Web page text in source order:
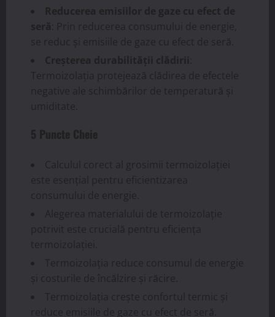
Reducerea emisiilor de gaze cu efect de
seră : Prin reducerea consumului de energie,
se reduc și emisiile de gaze cu efect de seră.
Creșterea durabilității clădirii
Termoizolația protejează clădirea de efectele
negative ale schimbărilor de temperatură și
umiditate.
5 Puncte Cheie
Calculul corect al grosimii termoizolației
este esențial pentru eficientizarea
consumului de energie.
Alegerea materialului de termoizolație
potrivit este crucială pentru eficiența
termoizolației.
Termoizolația reduce consumul de energie
și costurile de încălzire și răcire.
Termoizolația crește confortul termic și
reduce emisiile de gaze cu efect de seră.